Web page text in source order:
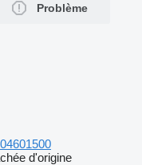
Problème
d'origine